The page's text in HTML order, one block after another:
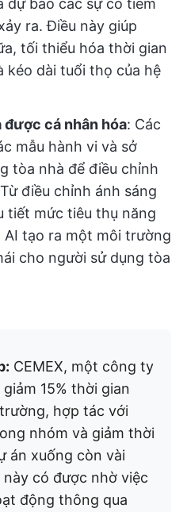
ra. Điều này giúp
tối thiểu hóa thời gian
kéo dài tuổi thọ của hệ
được cá nhân hóa: Các
mẫu hành vi và sở
tòa nhà để điều chỉnh
điều chỉnh ánh sáng
tiết mức tiêu thụ năng
tạo ra một môi trường
cho người sử dụng tòa
CEMEX, một công ty
15% thời gian
hợp tác với
nhóm và giảm thời
án xuống còn vài
có được nhờ việc
động thông qua